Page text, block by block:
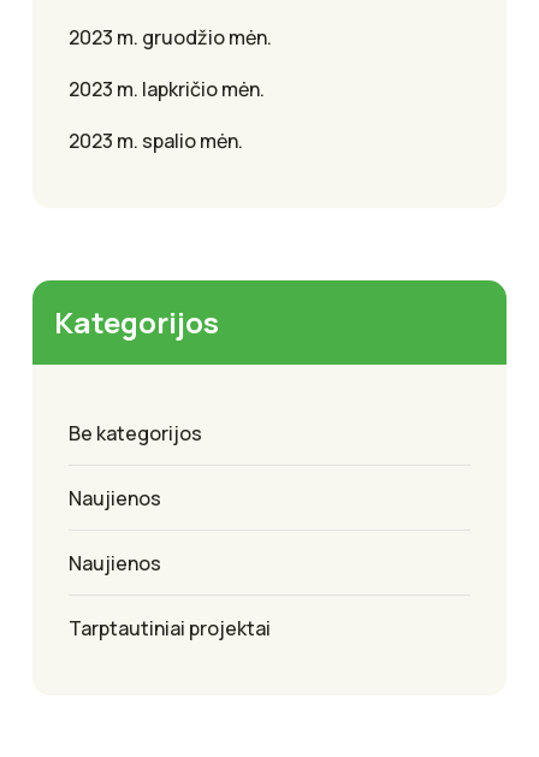
2023 m. gruodžio mėn.
2023 m. lapkričio mėn.
2023 m. spalio mėn.
Kategorijos
Be kategorijos
Naujienos
Naujienos
Tarptautiniai projektai